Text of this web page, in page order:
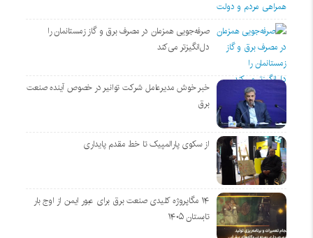
صرفه‌جویی همزمان در مصرف برق و گاز زمستانمان را
دل‌انگیزتر می‌کند
خبر خوش مدیرعامل شرکت توانیر در خصوص آینده صنعت
برق
از سکوی پارالمپیک تا خط مقدم پایداری
۱۴ مگاپروژه‌ کلیدی صنعت برق برای عبور ایمن از اوج بار
تابستان ۱۴۰۵